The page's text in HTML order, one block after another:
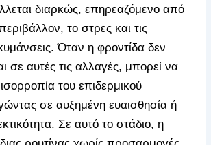
διαρκώς, επηρεαζόμενο από
το στρες και τις
Όταν η φροντίδα δεν
σε αυτές τις αλλαγές, μπορεί να
του επιδερμικού
σε αυξημένη ευαισθησία ή
Σε αυτό το στάδιο, η